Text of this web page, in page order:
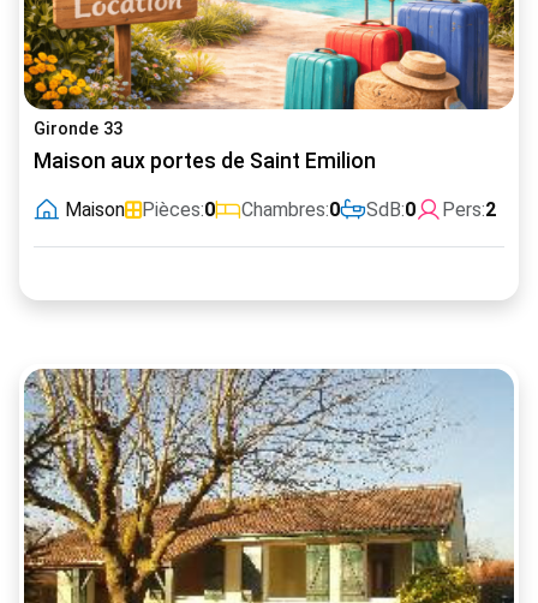
Gironde 33
Maison aux portes de Saint Emilion
Maison Pièces:0 Chambres:0 SdB:0 Pers:2